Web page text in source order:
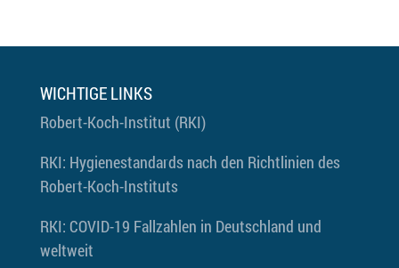
WICHTIGE LINKS
Robert-Koch-Institut (RKI)
RKI: Hygienestandards nach den Richtlinien des
Robert-Koch-Instituts
RKI: COVID-19 Fallzahlen in Deutschland und
weltweit